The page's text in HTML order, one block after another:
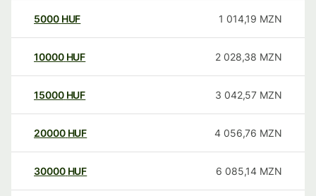
5000 HUF 1 014,19 MZN
10000 HUF 2 028,38 MZN
15000 HUF 3 042,57 MZN
20000 HUF 4 056,76 MZN
30000 HUF 6 085,14 MZN